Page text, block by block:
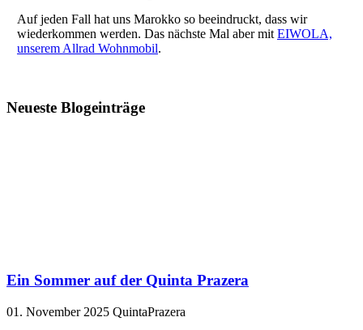
Auf jeden Fall hat uns Marokko so beeindruckt, dass wir
wiederkommen werden. Das nächste Mal aber mit EIWOLA,
unserem Allrad Wohnmobil.
Neueste Blogeinträge
Ein Sommer auf der Quinta Prazera
01. November 2025 QuintaPrazera